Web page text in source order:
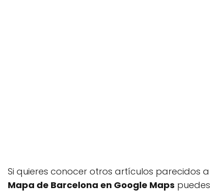
Si quieres conocer otros artículos parecidos a
Mapa de Barcelona en Google Maps puedes